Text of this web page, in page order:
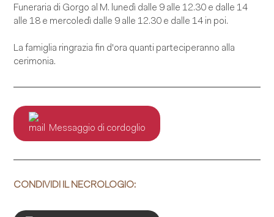
Funeraria di Gorgo al M. lunedì dalle 9 alle 12.30 e dalle 14
alle 18 e mercoledì dalle 9 alle 12.30 e dalle 14 in poi.
La famiglia ringrazia fin d'ora quanti parteciperanno alla
cerimonia.
Messaggio di cordoglio
CONDIVIDI IL NECROLOGIO: